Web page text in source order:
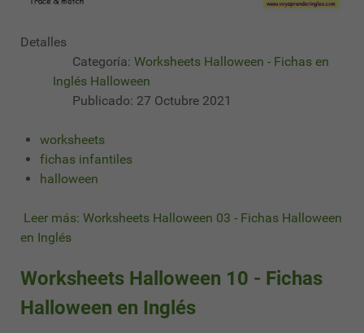
Detalles
Categoría: Worksheets Halloween - Fichas en
Inglés Halloween
Publicado: 27 Octubre 2021
worksheets
fichas infantiles
halloween
Leer más: Worksheets Halloween 03 - Fichas Halloween
en Inglés
Worksheets Halloween 10 - Fichas
Halloween en Inglés